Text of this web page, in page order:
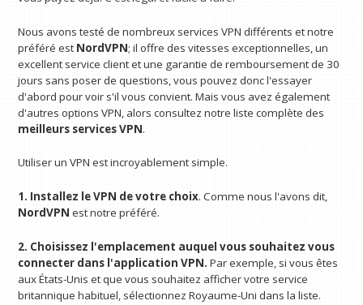
Nous avons testé de nombreux services VPN différents et notre
préféré est NordVPN; il offre des vitesses exceptionnelles, un
excellent service client et une garantie de remboursement de 30
jours sans poser de questions, vous pouvez donc l'essayer
d'abord pour voir s'il vous convient. Mais vous avez également
d'autres options VPN, alors consultez notre liste complète des
meilleurs services VPN.
Utiliser un VPN est incroyablement simple.
1. Installez le VPN de votre choix. Comme nous l'avons dit,
NordVPN est notre préféré.
2. Choisissez l'emplacement auquel vous souhaitez vous
connecter dans l'application VPN. Par exemple, si vous êtes
aux États-Unis et que vous souhaitez afficher votre service
britannique habituel, sélectionnez Royaume-Uni dans la liste.